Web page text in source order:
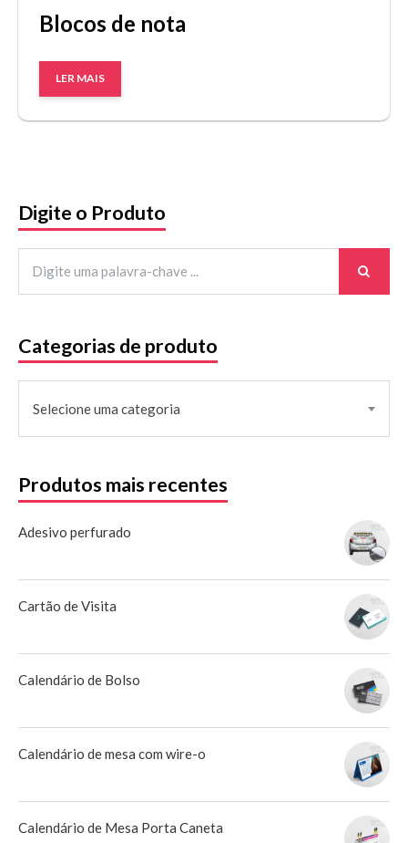
Blocos de nota
LER MAIS
Digite o Produto
Categorias de produto
Selecione uma categoria
Produtos mais recentes
Adesivo perfurado
Cartão de Visita
Calendário de Bolso
Calendário de mesa com wire-o
Calendário de Mesa Porta Caneta